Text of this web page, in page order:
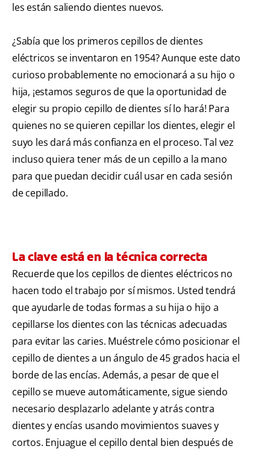
les están saliendo dientes nuevos.
¿Sabía que los primeros cepillos de dientes
eléctricos se inventaron en 1954? Aunque este dato
curioso probablemente no emocionará a su hijo o
hija, ¡estamos seguros de que la oportunidad de
elegir su propio cepillo de dientes sí lo hará! Para
quienes no se quieren cepillar los dientes, elegir el
suyo les dará más confianza en el proceso. Tal vez
incluso quiera tener más de un cepillo a la mano
para que puedan decidir cuál usar en cada sesión
de cepillado.
La clave está en la técnica correcta
Recuerde que los cepillos de dientes eléctricos no
hacen todo el trabajo por sí mismos. Usted tendrá
que ayudarle de todas formas a su hija o hijo a
cepillarse los dientes con las técnicas adecuadas
para evitar las caries. Muéstrele cómo posicionar el
cepillo de dientes a un ángulo de 45 grados hacia el
borde de las encías. Además, a pesar de que el
cepillo se mueve automáticamente, sigue siendo
necesario desplazarlo adelante y atrás contra
dientes y encías usando movimientos suaves y
cortos. Enjuague el cepillo dental bien después de